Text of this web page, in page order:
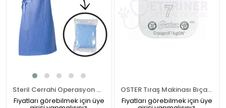
Steril Cerrahi Operasyon Önlüğü (Tek Kullanımlık)
Fiyatları görebilmek için üye
OSTER Tıraş Makinası Bıçağı 7 Numara
Fiyatları görebilmek için üye